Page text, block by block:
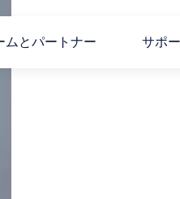
ムとパートナー サポ